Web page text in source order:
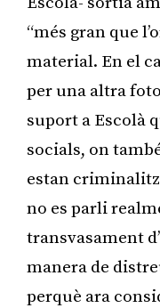
“més gran que
material. En el
per una altra
suport a Escolà
socials, on
estan
no es parli
transvasament
manera de
perquè ara